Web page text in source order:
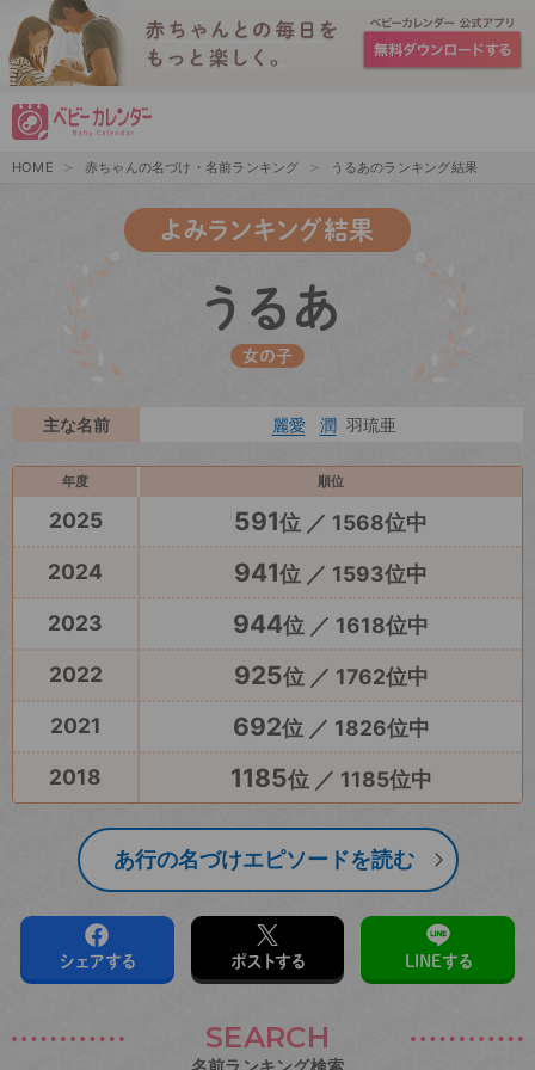
HOME 赤ちゃんの名づけ・名前ランキング うるあのランキング結果
よみランキング結果
うるあ
女の子
主な名前 麗愛 潤 羽琉亜
年度 順位
2025 591位 ／ 1568位中
2024
941位 ／ 1593位中
2023
944位 ／ 1618位中
2022
925位 ／ 1762位中
2021
692位 ／ 1826位中
2018
1185位 ／ 1185位中
あ行の名づけエピソードを読む
シェアする ポストする LINEする
SEARCH
名前ランキング検索